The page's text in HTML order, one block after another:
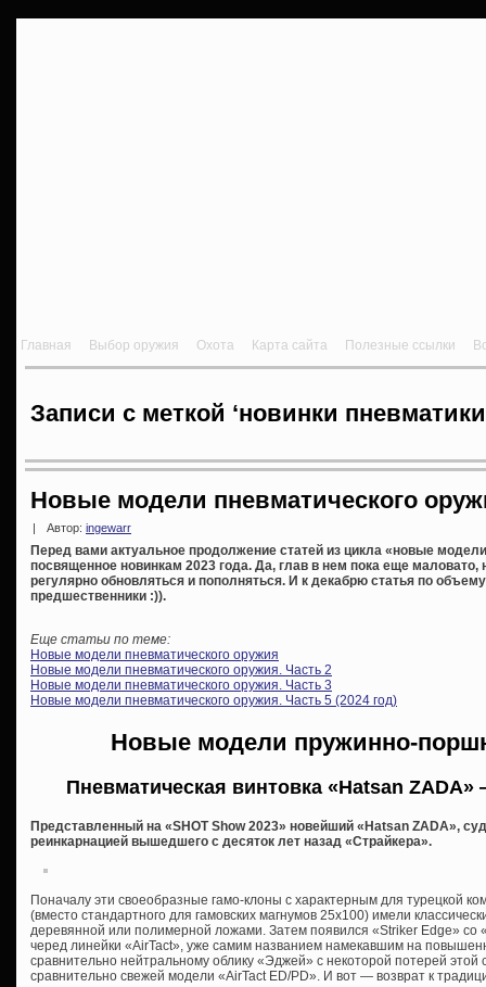
Главная Выбор оружия Охота Карта сайта Полезные ссылки
Записи с меткой ‘новинки пневматики
Новые модели пневматического
Автор: ingewarr
Перед вами актуальное продолжение статей из цикла «новые
посвященное новинкам 2023 года. Да, глав в нем пока еще маловато,
регулярно обновляться и пополняться. И к декабрю статья по
предшественники :)).
Еще статьи по теме:
Новые модели пневматического оружия
Новые модели пневматического оружия. Часть 2
Новые модели пневматического оружия. Часть 3
Новые модели пневматического оружия. Часть 5 (2024 год)
Новые модели пружинно-
Пневматическая винтовка «Hatsan
Представленный на «SHOT Show 2023» новейший «Hatsan ZADA»,
реинкарнацией вышедшего с десяток лет назад «Страйкера».
Поначалу эти своеобразные гамо-клоны с характерным для турецкой
(вместо стандартного для гамовских магнумов 25х100) имели
деревянной или полимерной ложами. Затем появился «Striker Edge»
черед линейки «AirTact», уже самим названием намекавшим на
сравнительно нейтральному облику «Эджей» с некоторой потерей этой
сравнительно свежей модели «AirTact ED/PD». И вот — возврат к